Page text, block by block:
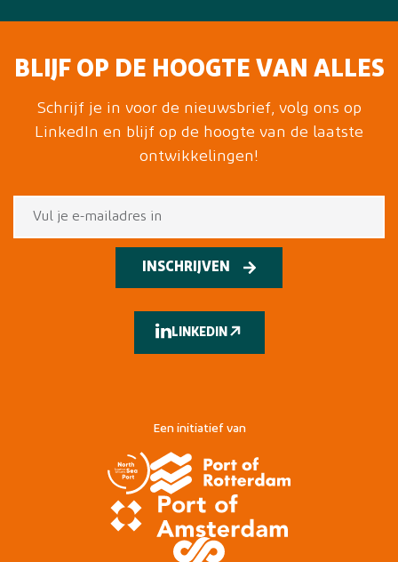
BLIJF OP DE HOOGTE VAN ALLES
Schrijf je in voor de nieuwsbrief, volg ons op
LinkedIn en blijf op de hoogte van de laatste
ontwikkelingen!
INSCHRIJVEN
LINKEDIN
Een initiatief van